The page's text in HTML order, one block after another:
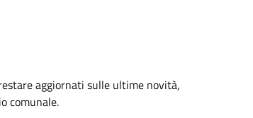
aggiornati sulle ultime novità,
comunale.